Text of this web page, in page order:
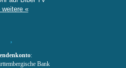
weitere «
:
Bank